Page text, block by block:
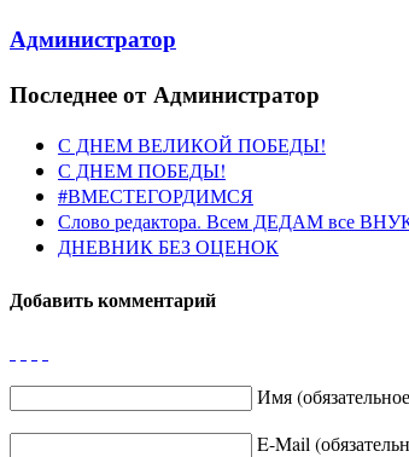
Администратор
Последнее от Администратор
С ДНЕМ ВЕЛИКОЙ ПОБЕДЫ!
С ДНЕМ ПОБЕДЫ!
#ВМЕСТЕГОРДИМСЯ
Слово редактора. Всем ДЕДАМ все
ДНЕВНИК БЕЗ ОЦЕНОК
Добавить комментарий
Имя
E-Mail